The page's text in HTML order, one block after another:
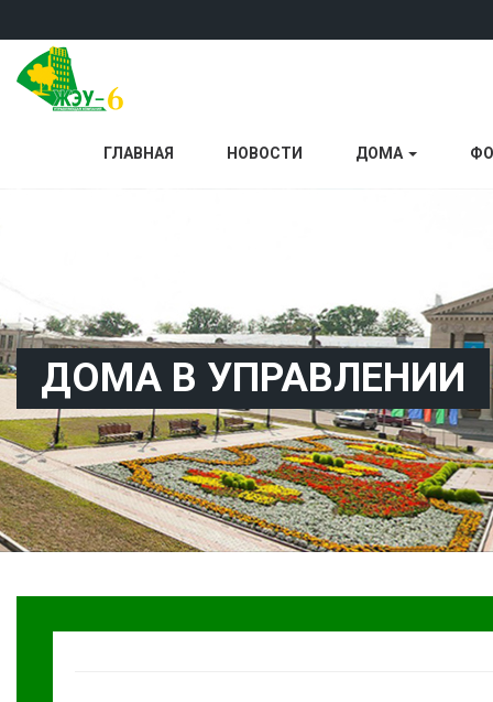
ГЛАВНАЯ НОВОСТИ ДОМА
ДОМА В УПРАВЛЕНИИ